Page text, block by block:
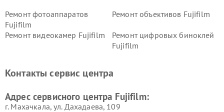
Ремонт фотоаппаратов
Fujifilm
Ремонт объективов Fujifilm
Ремонт видеокамер Fujifilm
Ремонт цифровых биноклей
Fujifilm
Контакты сервис центра
Адрес сервисного центра Fujifilm:
г. Махачкала, ул. Дахадаева, 109